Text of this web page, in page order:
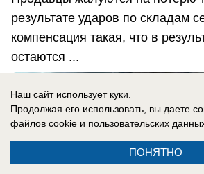
результате ударов по складам
компенсация такая, что в
остаются ...
Наш сайт использует куки.
Продолжая его использовать, вы даете
файлов cookie и пользовательских
ПОНЯТНО